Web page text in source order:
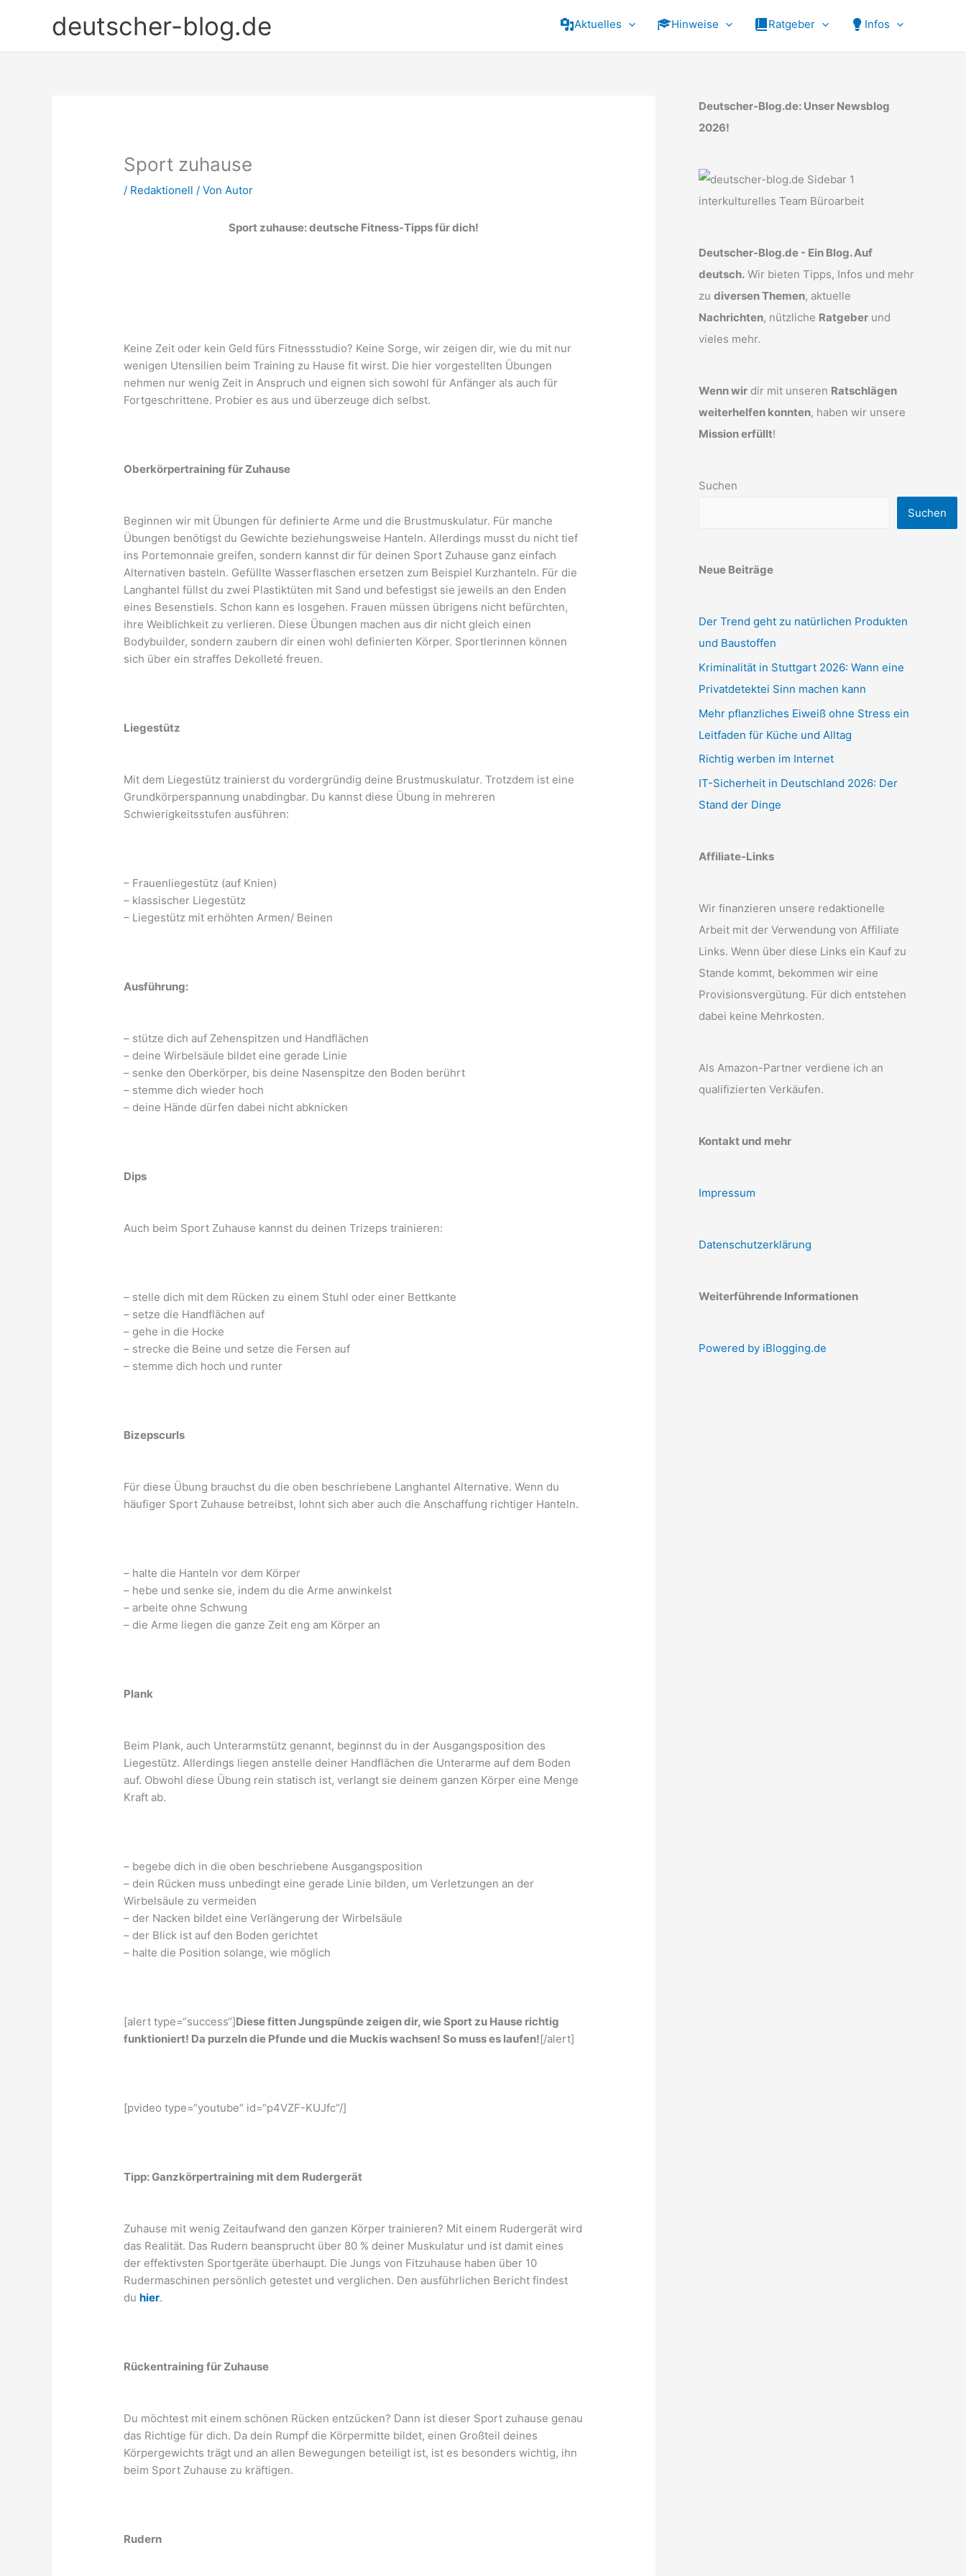
deutscher-blog.de Aktuelles Hinweise Ratgeber Infos
Sport zuhause
/ Redaktionell / VonAutor
Sport zuhause: deutsche Fitness-Tipps für dich!
Keine Zeit oder kein Geld fürs Fitnessstudio? Keine Sorge, wir zeigen dir, wie du mit nur
wenigen Utensilien beim Training zu Hause fit wirst. Die hier vorgestellten Übungen
nehmen nur wenig Zeit in Anspruch und eignen sich sowohl für Anfänger als auch für
Fortgeschrittene. Probier es aus und überzeuge dich selbst.
Oberkörpertraining für Zuhause
Beginnen wir mit Übungen für definierte Arme und die Brustmuskulatur. Für manche
Übungen benötigst du Gewichte beziehungsweise Hanteln. Allerdings musst du nicht tief
ins Portemonnaie greifen, sondern kannst dir für deinen Sport Zuhause ganz einfach
Alternativen basteln. Gefüllte Wasserflaschen ersetzen zum Beispiel Kurzhanteln. Für die
Langhantel füllst du zwei Plastiktüten mit Sand und befestigst sie jeweils an den Enden
eines Besenstiels. Schon kann es losgehen. Frauen müssen übrigens nicht befürchten,
ihre Weiblichkeit zu verlieren. Diese Übungen machen aus dir nicht gleich einen
Bodybuilder, sondern zaubern dir einen wohl definierten Körper. Sportlerinnen können
sich über ein straffes Dekolleté freuen.
Liegestütz
Mit dem Liegestütz trainierst du vordergründig deine Brustmuskulatur. Trotzdem ist eine
Grundkörperspannung unabdingbar. Du kannst diese Übung in mehreren
Schwierigkeitsstufen ausführen:
– Frauenliegestütz (auf Knien)
– klassischer Liegestütz
– Liegestütz mit erhöhten Armen/ Beinen
Ausführung:
– stütze dich auf Zehenspitzen und Handflächen
– deine Wirbelsäule bildet eine gerade Linie
– senke den Oberkörper, bis deine Nasenspitze den Boden berührt
– stemme dich wieder hoch
– deine Hände dürfen dabei nicht abknicken
Dips
Auch beim Sport Zuhause kannst du deinen Trizeps trainieren:
– stelle dich mit dem Rücken zu einem Stuhl oder einer Bettkante
– setze die Handflächen auf
– gehe in die Hocke
– strecke die Beine und setze die Fersen auf
– stemme dich hoch und runter
Bizepscurls
Für diese Übung brauchst du die oben beschriebene Langhantel Alternative. Wenn du
häufiger Sport Zuhause betreibst, lohnt sich aber auch die Anschaffung richtiger Hanteln.
– halte die Hanteln vor dem Körper
– hebe und senke sie, indem du die Arme anwinkelst
– arbeite ohne Schwung
– die Arme liegen die ganze Zeit eng am Körper an
Plank
Beim Plank, auch Unterarmstütz genannt, beginnst du in der Ausgangsposition des
Liegestütz. Allerdings liegen anstelle deiner Handflächen die Unterarme auf dem Boden
auf. Obwohl diese Übung rein statisch ist, verlangt sie deinem ganzen Körper eine Menge
Kraft ab.
– begebe dich in die oben beschriebene Ausgangsposition
– dein Rücken muss unbedingt eine gerade Linie bilden, um Verletzungen an der
Wirbelsäule zu vermeiden
– der Nacken bildet eine Verlängerung der Wirbelsäule
– der Blick ist auf den Boden gerichtet
– halte die Position solange, wie möglich
[alert type=“success“]Diese fitten Jungspünde zeigen dir, wie Sport zu Hause richtig
funktioniert! Da purzeln die Pfunde und die Muckis wachsen! So muss es laufen![/alert]
[pvideo type=“youtube“ id=“p4VZF-KUJfc“/]
Tipp: Ganzkörpertraining mit dem Rudergerät
Zuhause mit wenig Zeitaufwand den ganzen Körper trainieren? Mit einem Rudergerät wird
das Realität. Das Rudern beansprucht über 80 % deiner Muskulatur und ist damit eines
der effektivsten Sportgeräte überhaupt. Die Jungs von Fitzuhause haben über 10
Rudermaschinen persönlich getestet und verglichen. Den ausführlichen Bericht findest
duhier.
Rückentraining für Zuhause
Du möchtest mit einem schönen Rücken entzücken? Dann ist dieser Sport zuhause genau
das Richtige für dich. Da dein Rumpf die Körpermitte bildet, einen Großteil deines
Körpergewichts trägt und an allen Bewegungen beteiligt ist, ist es besonders wichtig, ihn
beim Sport Zuhause zu kräftigen.
Rudern
Deutscher-Blog.de: Unser Newsblog
2026!
Deutscher-Blog.de - Ein Blog. Auf
deutsch. Wir bieten Tipps, Infos und mehr
zu diversen Themen, aktuelle
Nachrichten, nützliche Ratgeber und
vieles mehr.
Wenn wir dir mit unseren Ratschlägen
weiterhelfen konnten, haben wir unsere
Mission erfüllt!
Suchen
Suchen
Neue Beiträge
Der Trend geht zu natürlichen Produkten
und Baustoffen
Kriminalität in Stuttgart 2026: Wann eine
Privatdetektei Sinn machen kann
Mehr pflanzliches Eiweiß ohne Stress ein
Leitfaden für Küche und Alltag
Richtig werben im Internet
IT-Sicherheit in Deutschland 2026: Der
Stand der Dinge
Affiliate-Links
Wir finanzieren unsere redaktionelle
Arbeit mit der Verwendung von Affiliate
Links. Wenn über diese Links ein Kauf zu
Stande kommt, bekommen wir eine
Provisionsvergütung. Für dich entstehen
dabei keine Mehrkosten.
Als Amazon-Partner verdiene ich an
qualifizierten Verkäufen.
Kontakt und mehr
Impressum
Datenschutzerklärung
Weiterführende Informationen
Powered by iBlogging.de